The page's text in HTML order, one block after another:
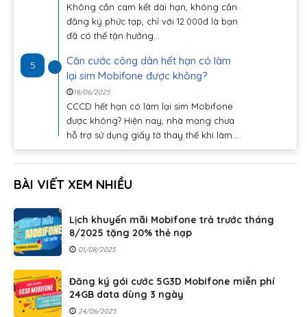
Không cần cam kết dài hạn, không cần
đăng ký phức tạp, chỉ với 12.000đ là bạn
đã có thể tận hưởng...
5
Căn cước công dân hết hạn có làm
lại sim Mobifone được không?
18/06/2025
CCCD hết hạn có làm lại sim Mobifone
được không? Hiện nay, nhà mạng chưa
hỗ trợ sử dụng giấy tờ thay thế khi làm...
BÀI VIẾT XEM NHIỀU
Lịch khuyến mãi Mobifone trả trước tháng
8/2025 tặng 20% thẻ nạp
01/08/2025
Đăng ký gói cước 5G3D Mobifone miễn phí
24GB data dùng 3 ngày
24/06/2025